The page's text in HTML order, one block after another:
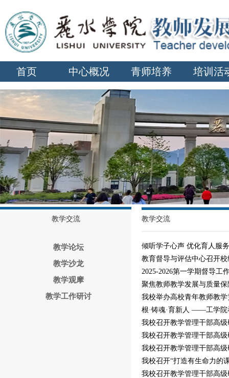
首页 中心概况 青师培养 培训活
教学交流
教学论坛
教学沙龙
教学观摩
教学工作研讨
教学交流
倾听学子心声 优化育人服
教育督导与评估中心召开
2025-2026第一学期督导工
聚焦教师教学发展与质量
我校举办高校青年教师教
根·铸魂·育新人 ——工学院
我校召开教学管理干部高
我校召开教学管理干部高
我校召开教学管理干部高
我校召开“打造有生命力的
我校召开教学管理干部高